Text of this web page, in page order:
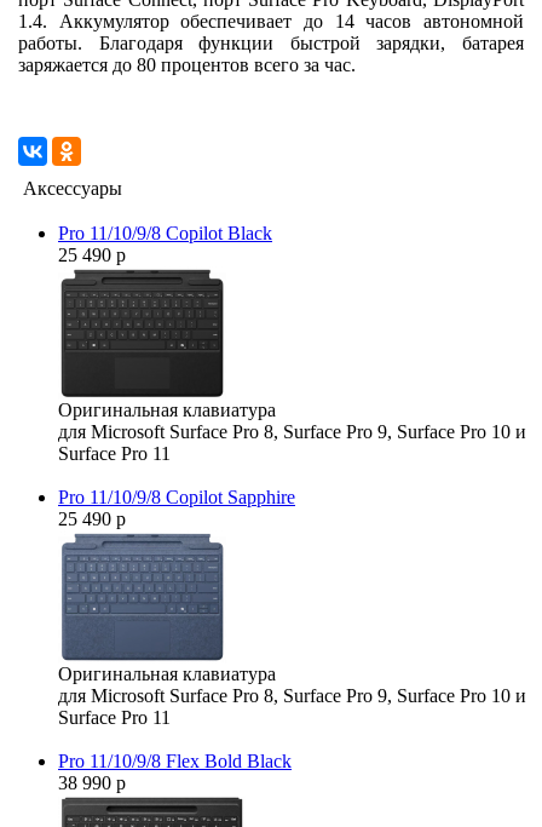
1.4. Аккумулятор обеспечивает до 14 часов автономной
работы. Благодаря функции быстрой зарядки, батарея
заряжается до 80 процентов всего за час.
Аксессуары
Pro 11/10/9/8 Copilot Black
25 490 р
Оригинальная клавиатура
для Microsoft Surface Pro 8, Surface Pro 9, Surface Pro 10 и
Surface Pro 11
Pro 11/10/9/8 Copilot Sapphire
25 490 р
Оригинальная клавиатура
для Microsoft Surface Pro 8, Surface Pro 9, Surface Pro 10 и
Surface Pro 11
Pro 11/10/9/8 Flex Bold Black
38 990 р